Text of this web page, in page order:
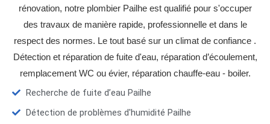
rénovation, notre plombier Pailhe est qualifié pour s'occuper
des travaux de manière rapide, professionnelle et dans le
respect des normes. Le tout basé sur un climat de confiance .
Détection et réparation de fuite d'eau, réparation d’écoulement,
remplacement WC ou évier, réparation chauffe-eau - boiler.
Recherche de fuite d’eau Pailhe
Détection de problèmes d'humidité Pailhe